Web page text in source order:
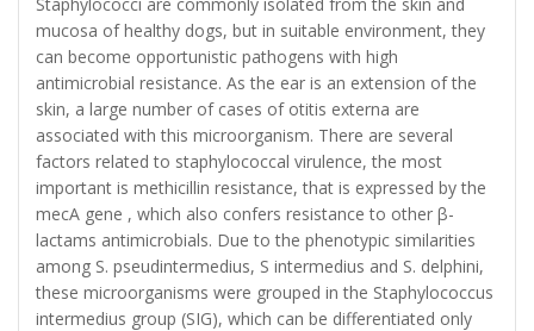
mucosa of healthy dogs, but in suitable environment, they
can become opportunistic pathogens with high
antimicrobial resistance. As the ear is an extension of the
skin, a large number of cases of otitis externa are
associated with this microorganism. There are several
factors related to staphylococcal virulence, the most
important is methicillin resistance, that is expressed by the
mecA gene , which also confers resistance to other β-
lactams antimicrobials. Due to the phenotypic similarities
among S. pseudintermedius, S intermedius and S. delphini,
these microorganisms were grouped in the Staphylococcus
intermedius group (SIG), which can be differentiated only